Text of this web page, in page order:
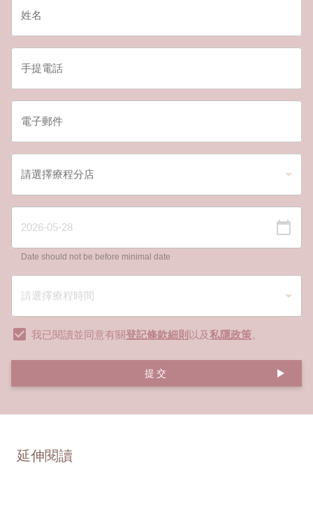
Date should not be before minimal date
我已閱讀並同意有關登記條款細則 以及私隱政策。
提交
延伸閱讀